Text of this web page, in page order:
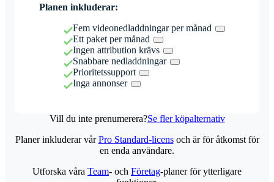
Planen inkluderar:
Fem videonedladdningar per månad
Ett paket per månad
Ingen attribution krävs
Snabbare nedladdningar
Prioritetssupport
Inga annonser
Vill du inte prenumerera?Se fler köpalternativ
Planer inkluderar vårPro Standard-licensoch är för åtkomst för
en enda användare.
Utforska våra Team- och Företag-planer för ytterligare